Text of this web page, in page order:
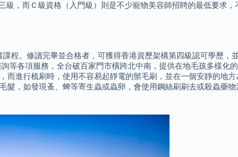
，而Ｃ級資格（入門級）則是不少寵物美容師招聘的最低要求
。修讀完畢並合格者，可獲得香港資歷架構第四級認可學歷，
等各項服務，全台破百家門市橫跨北中南，提供在地毛孩多樣化
進行梳刷時，使用不容易起靜電的鬃毛刷，並在一個安靜的地
，如發現蚤、蜱等寄生蟲或蟲卵，會使用鋼絲刷刷去或殺蟲藥